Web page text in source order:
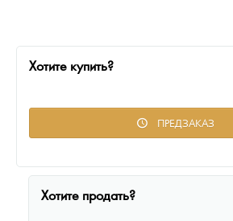
Наборы подарочных и коллекционных монет
Монеты и жетоны из недрагоценных металлов
Хотите купить?
ПРЕДЗАКАЗ
Хотите продать?